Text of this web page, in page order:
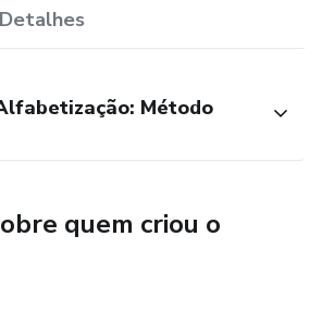
Detalhes
Método
quem criou o